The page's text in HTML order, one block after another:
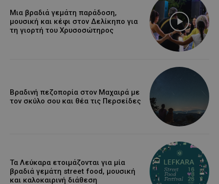
Μια βραδιά γεμάτη παράδοση,
μουσική και κέφι στον Δελίκηπο για
τη γιορτή του Χρυσοσώτηρος
Βραδινή πεζοπορία στον Μαχαιρά με
τον σκύλο σου και θέα τις Περσείδες
Τα Λεύκαρα ετοιμάζονται για μία
βραδιά γεμάτη street food, μουσική
και καλοκαιρινή διάθεση